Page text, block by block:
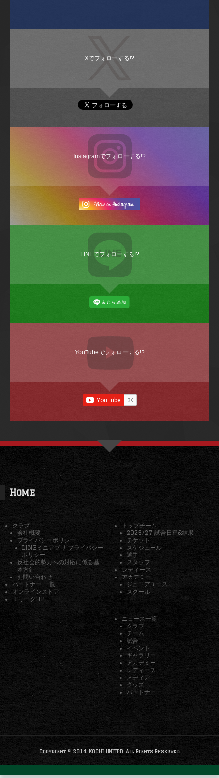
Xでフォローする!?
Instagramでフォローする!?
LINEでフォローする!?
YouTubeでフォローする!?
Home
クラブ
会社概要
プライバシーポリシー
LINEミニアプリ プライバシー
ポリシー
反社会的勢力への対応に係る基
本方針
お問い合わせ
パートナー 一覧
オンラインストア
ＪリーグHP
トップチーム
2026/27 試合日程&結果
チケット
スケジュール
選手
スタッフ
レディース
アカデミー
ジュニアユース
スクール
ニュース一覧
クラブ
チーム
試合
イベント
ギャラリー
アカデミー
レディース
メディア
グッズ
パートナー
Copyright © 2014. KOCHI UNITED. All Rights Reserved.